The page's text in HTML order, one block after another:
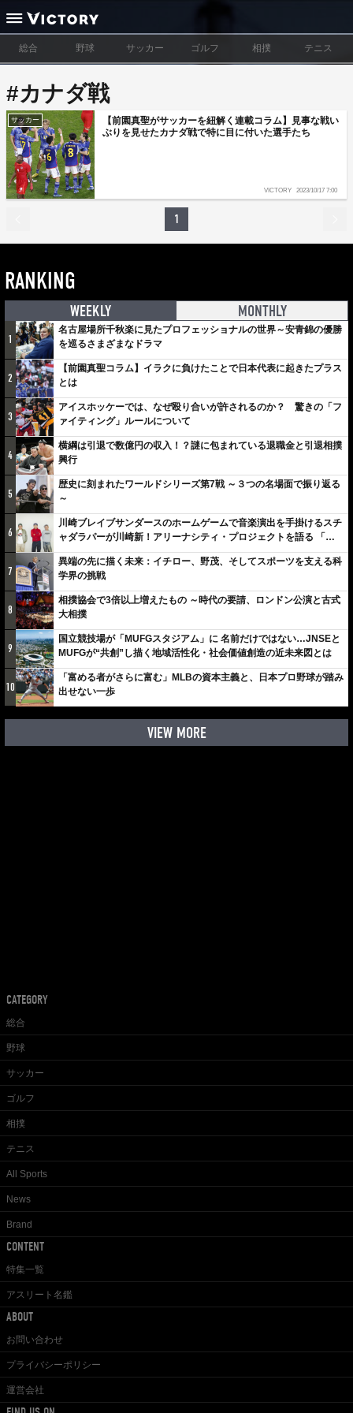
総合 野球 サッカー ゴルフ 相撲 テニス
#カナダ戦
サッカー
【前園真聖がサッカーを紐解く連載コラム】見事な戦い
ぶりを見せたカナダ戦で特に目に付いた選手たち
VICTORY 2023/10/17 7:00
1
RANKING
WEEKLY MONTHLY
1
名古屋場所千秋楽に見たプロフェッショナルの世界～安青錦の優勝
を巡るさまざまなドラマ
2
【前園真聖コラム】イラクに負けたことで日本代表に起きたプラス
とは
3
アイスホッケーでは、なぜ殴り合いが許されるのか？ 驚きの「フ
ァイティング」ルールについて
4
横綱は引退で数億円の収入！？謎に包まれている退職金と引退相撲
興行
5
歴史に刻まれたワールドシリーズ第7戦 ～３つの名場面で振り返る
～
6
川崎ブレイブサンダースのホームゲームで音楽演出を手掛けるスチ
ャダラパーが川崎新！アリーナシティ・プロジェクトを語る 「楽
しみでしかないでしょ。川崎は、ずっと成長曲線だから」
7
異端の先に描く未来：イチロー、野茂、そしてスポーツを支える科
学界の挑戦
8
相撲協会で3倍以上増えたもの ～時代の要請、ロンドン公演と古式
大相撲
9
国立競技場が「MUFGスタジアム」に 名前だけではない…JNSEと
MUFGが“共創”し描く地域活性化・社会価値創造の近未来図とは
10
「富める者がさらに富む」MLBの資本主義と、日本プロ野球が踏み
出せない一歩
VIEW MORE
CATEGORY
総合
野球
サッカー
ゴルフ
相撲
テニス
All Sports
News
Brand
CONTENT
特集一覧
アスリート名鑑
ABOUT
お問い合わせ
プライバシーポリシー
運営会社